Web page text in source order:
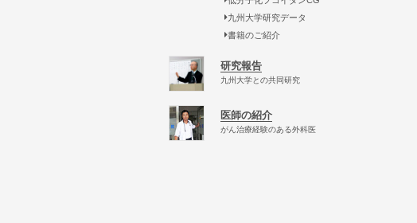
九州大学研究データ
書籍のご紹介
研究報告
九州大学との共同研究
医師の紹介
がん治療経験のある外科医